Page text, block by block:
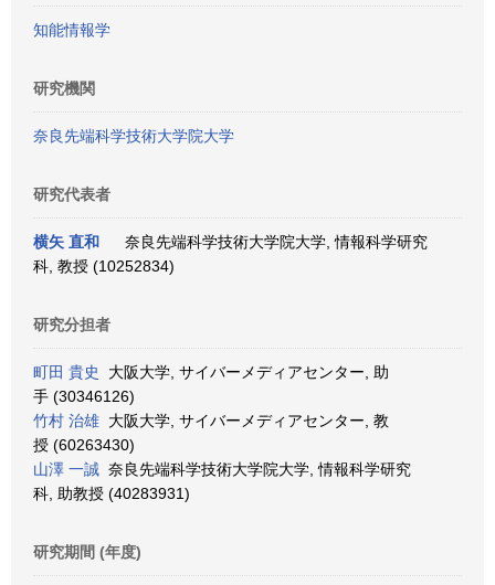
知能情報学
研究機関
奈良先端科学技術大学院大学
研究代表者
横矢 直和
奈良先端科学技術大学院大学, 情報科学研究
科, 教授 (10252834)
研究分担者
町田 貴史
大阪大学, サイバーメディアセンター, 助
手 (30346126)
竹村 治雄 大阪大学, サイバーメディアセンター, 教
授 (60263430)
山澤 一誠 奈良先端科学技術大学院大学, 情報科学研究
科, 助教授 (40283931)
研究期間 (年度)